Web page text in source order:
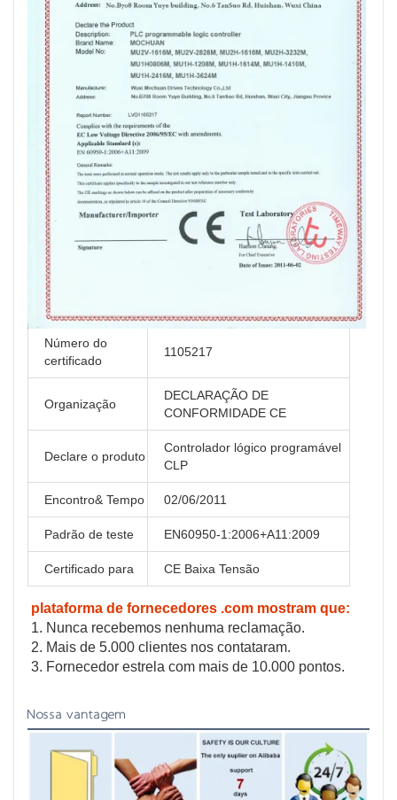
Número do
certificado
1105217
Organização
DECLARAÇÃO DE
CONFORMIDADE CE
Declare o produto
Controlador lógico programável
CLP
Encontro& Tempo 02/06/2011
Padrão de teste EN60950-1:2006+A11:2009
Certificado para CE Baixa Tensão
plataforma de fornecedores .com mostram que:
1. Nunca recebemos nenhuma reclamação.
2. Mais de 5.000 clientes nos contataram.
3. Fornecedor estrela com mais de 10.000 pontos.
Nossa vantagem